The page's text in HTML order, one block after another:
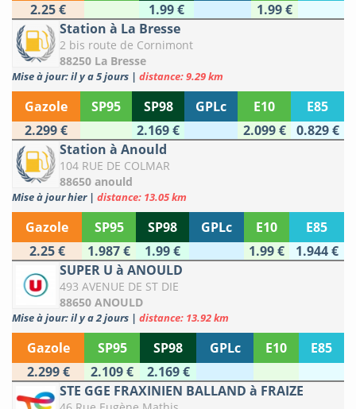
2.25 €
1.99 €
1.99 €
Station à La Bresse
2 bis route de Cornimont
88250 La Bresse
Mise à jour: il y a 5 jours | distance: 9.29 km
Gazole SP95 SP98 GPLc E10
E85
2.299 €
2.169 € 2.099 €
0.829 €
Station à Anould
104 RUE DE COLMAR
88650 anould
Mise à jour hier | distance: 13.05 km
Gazole SP95 SP98 GPLc E10
E85
2.25 €
1.987 € 1.99 € 1.99 €
1.944 €
SUPER U à ANOULD
493 AVENUE DE ST DIE
88650 ANOULD
Mise à jour: il y a 2 jours | distance: 13.92 km
Gazole SP95 SP98 GPLc E10
E85
2.299 €
2.109 €
2.169 €
STE GGE FRAXINIEN BALLAND à FRAIZE